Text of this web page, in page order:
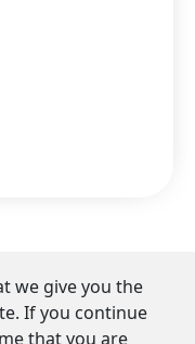
we give you the
If you continue
that you are